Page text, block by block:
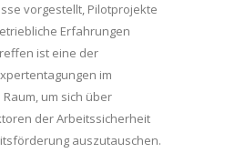
vorgestellt, Pilotprojekte
Erfahrungen
ist eine der
im
um sich über
der Arbeitssicherheit
auszutauschen.